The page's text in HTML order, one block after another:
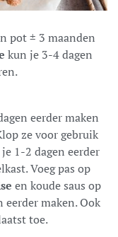
pot ± 3 maanden
kun je 3-4 dagen
eerder maken
ze voor gebruik
1-2 dagen eerder
Voeg pas op
en koude saus op
eerder maken. Ook
toe.